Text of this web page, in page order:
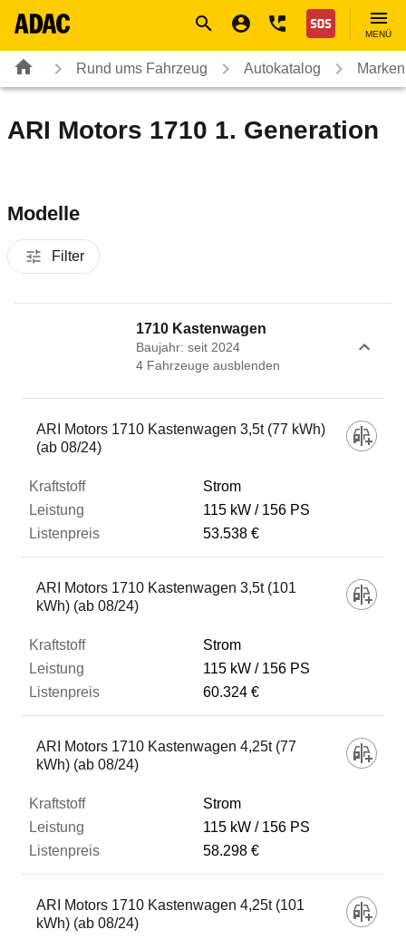
Nothilfe
MENÜ
Rund ums Fahrzeug Autokatalog
ARI Motors 1710 1. Generation
Modelle
Filter
1710 Kastenwagen
Baujahr: seit 2024
4 Fahrzeuge ausblenden
Fahrzeug
Kraftstoff
Leistung
Listenpreis
ARI Motors 1710 Kastenwagen 3,5t (77 kWh)
(ab 08/24)
Strom
115 kW
156 PS
53.538 €
ARI Motors 1710 Kastenwagen 3,5t (101
kWh) (ab 08/24)
Strom
115 kW
156 PS
60.324 €
ARI Motors 1710 Kastenwagen 4,25t (77
kWh) (ab 08/24)
Strom
115 kW
156 PS
58.298 €
ARI Motors 1710 Kastenwagen 4,25t (101
kWh) (ab 08/24)